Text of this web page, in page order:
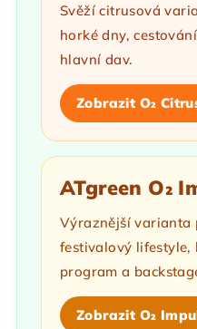
Svěží citrusová
horké dny,
hlavní dav.
Zobrazit O₂
ATgreen O₂
Výraznější varianta
festivalový lifestyle,
program a
Zobrazit O₂